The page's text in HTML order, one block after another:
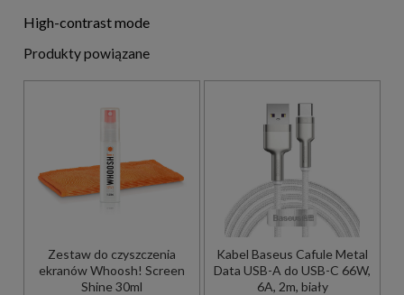
High-contrast mode
Produkty powiązane
Zestaw do czyszczenia
ekranów Whoosh! Screen
Shine 30ml
Kabel Baseus Cafule Metal
Data USB-A do USB-C 66W,
6A, 2m, biały